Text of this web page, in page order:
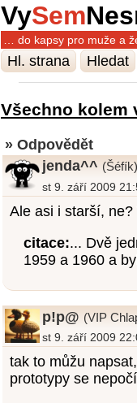
VySem
… do kapsy pro muže a
Hl. strana Hledat
Všechno kolem
» Odpovědět
jenda^^ (Šéfík)
st 9. září 2009
Ale asi i starší,
citace:... Dvě
1959 a 1960 a
p!p@ (VIP
st 9. září 2009
tak to můžu
prototypy se